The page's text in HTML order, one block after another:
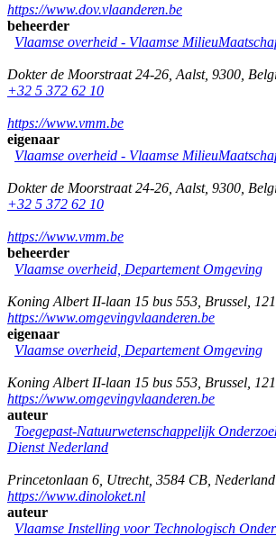
https://www.dov.vlaanderen.be
beheerder
Vlaamse overheid - Vlaamse
Dokter de Moorstraat 24-26 Aalst, 9300
+32 5 372 62 10
https://www.vmm.be
eigenaar
Vlaamse overheid - Vlaamse
Dokter de Moorstraat 24-26 Aalst, 9300
+32 5 372 62 10
https://www.vmm.be
beheerder
Vlaamse overheid, Departement Omgeving
Koning Albert II-laan 15 bus 553 Brussel
https://www.omgevingvlaanderen.be
eigenaar
Vlaamse overheid, Departement Omgeving
Koning Albert II-laan 15 bus 553 Brussel
https://www.omgevingvlaanderen.be
auteur
Toegepast-Natuurwetenschappelijk
Dienst Nederland
Princetonlaan 6 Utrecht, 3584 CB Nederland
https://www.dinoloket.nl
auteur
Vlaamse Instelling voor Technologisch